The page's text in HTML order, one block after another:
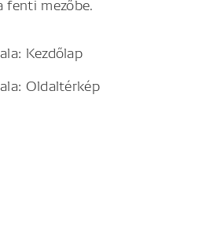
Kezdőlap
Oldaltérkép